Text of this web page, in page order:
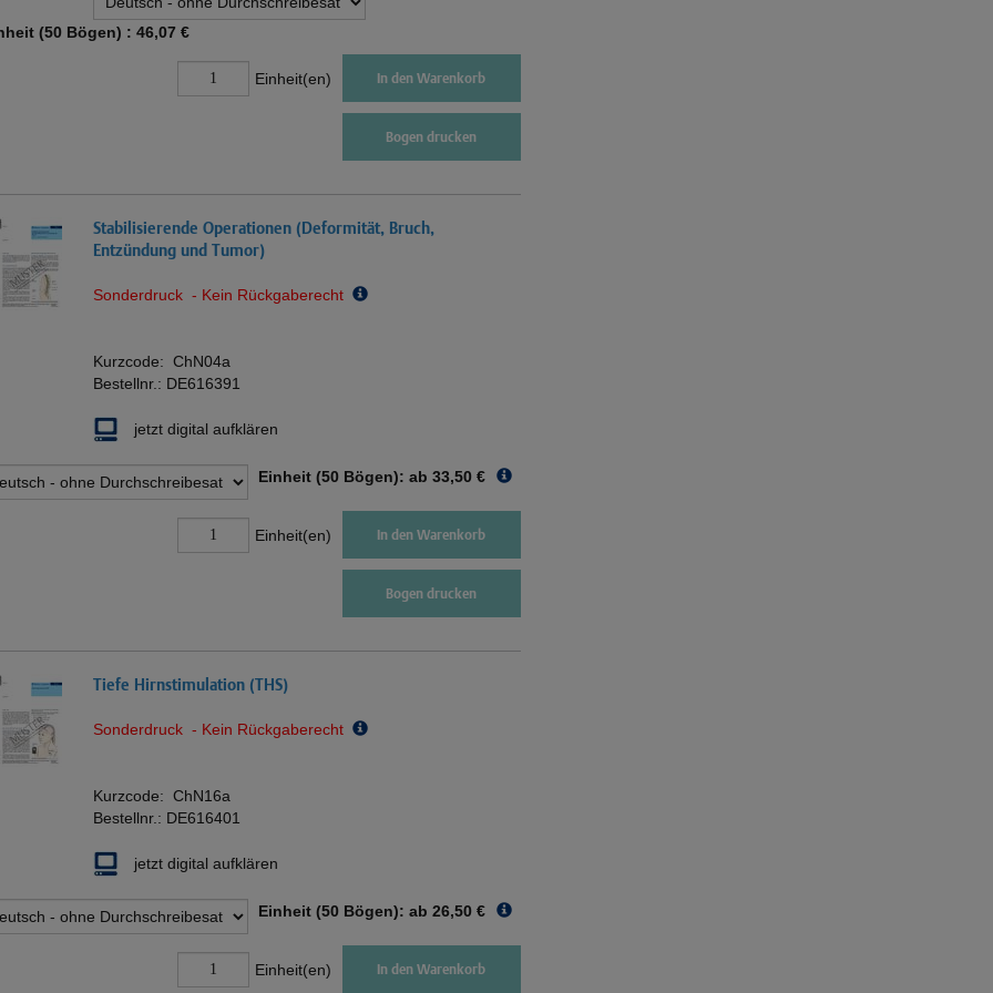
(50 Bögen) : 46,07 €
Einheit(en) In den Warenkorb
Bogen drucken
Stabilisierende Operationen (Deformität, Bruch,
Entzündung und Tumor)
Sonderdruck - Kein Rückgaberecht
Kurzcode: ChN04a
Bestellnr.: DE616391
jetzt digital aufklären
Einheit (50 Bögen): ab 33,50 €
Einheit(en) In den Warenkorb
Bogen drucken
Tiefe Hirnstimulation (THS)
Sonderdruck - Kein Rückgaberecht
Kurzcode: ChN16a
Bestellnr.: DE616401
jetzt digital aufklären
Einheit (50 Bögen): ab 26,50 €
Einheit(en) In den Warenkorb